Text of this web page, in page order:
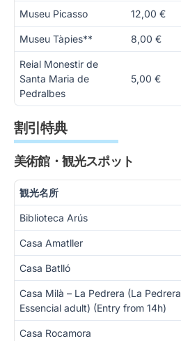
Museu Picasso 12,00 €
Museu Tàpies** 8,00 €
Reial Monestir de
Santa Maria de
Pedralbes
5,00 €
割引特典
美術館・観光スポット
観光名所
Biblioteca Arús
Casa Amatller
Casa Batlló
Casa Milà – La Pedrera (La Pedrera
Essencial adult) (Entry from 14h)
Casa Rocamora